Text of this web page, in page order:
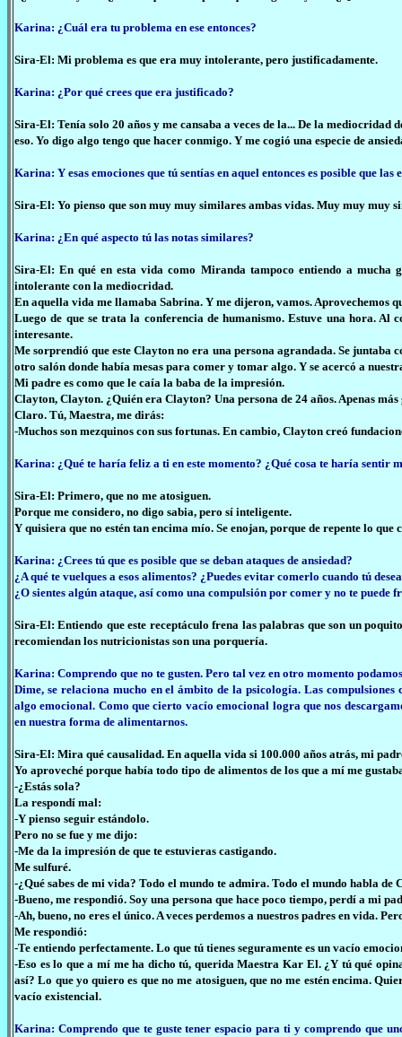
Karina: ¿Cuál era tu problema en ese entonces?
Sira-El: Mi problema es que era muy intolerante, pero justificadamente.
Karina: ¿Por qué crees que era justificado?
Sira-El: Tenía solo 20 años y me cansaba a veces de la... De la mediocridad
eso. Yo digo algo tengo que hacer conmigo. Y me cogió una especie de
Karina: Y esas emociones que tú sentías en aquel entonces es posible que las
Sira-El: Yo pienso que son muy muy similares ambas vidas. Muy muy muy
Karina: ¿En qué aspecto tú las notas similares?
Sira-El: En qué en esta vida como Miranda tampoco entiendo a mucha
intolerante con la mediocridad.
En aquella vida me llamaba Sabrina. Y me dijeron, vamos. Aprovechemos
Luego de que se trata la conferencia de humanismo. Estuve una hora. Al
interesante.
Me sorprendió que este Clayton no era una persona agrandada. Se juntaba
otro salón donde había mesas para comer y tomar algo. Y se acercó a
Mi padre es como que le caía la baba de la impresión.
Clayton, Clayton. ¿Quién era Clayton? Una persona de 24 años. Apenas
Claro. Tú, Maestra, me dirás:
-Muchos son mezquinos con sus fortunas. En cambio, Clayton creó
Karina: ¿Qué te haría feliz a ti en este momento? ¿Qué cosa te haría sentir
Sira-El: Primero, que no me atosiguen.
Porque me considero, no digo sabia, pero sí inteligente.
Y quisiera que no estén tan encima mío. Se enojan, porque de repente lo
Karina: ¿Crees tú que es posible que se deban ataques de ansiedad?
¿A qué te vuelques a esos alimentos? ¿Puedes evitar comerlo cuando tú
¿O sientes algún ataque, así como una compulsión por comer y no te puede
Sira-El: Entiendo que este receptáculo frena las palabras que son un
recomiendan los nutricionistas son una porquería.
Karina: Comprendo que no te gusten. Pero tal vez en otro momento
Dime, se relaciona mucho en el ámbito de la psicología. Las
algo emocional. Como que cierto vacío emocional logra que nos
en nuestra forma de alimentarnos.
Sira-El: Mira qué causalidad. En aquella vida si 100.000 años atrás, mi
Yo aproveché porque había todo tipo de alimentos de los que a mí me
-¿Estás sola?
La respondí mal:
-Y pienso seguir estándolo.
Pero no se fue y me dijo:
-Me da la impresión de que te estuvieras castigando.
Me sulfuré.
-¿Qué sabes de mi vida? Todo el mundo te admira. Todo el mundo habla de
-Bueno, me respondió. Soy una persona que hace poco tiempo, perdí a mi
-Ah, bueno, no eres el único. A veces perdemos a nuestros padres en vida.
Me respondió:
-Te entiendo perfectamente. Lo que tú tienes seguramente es un vacío
-Eso es lo que a mí me ha dicho tú, querida Maestra Kar El. ¿Y tú qué
así? Lo que yo quiero es que no me atosiguen, que no me estén encima.
vacío existencial.
Karina: Comprendo que te guste tener espacio para ti y comprendo que